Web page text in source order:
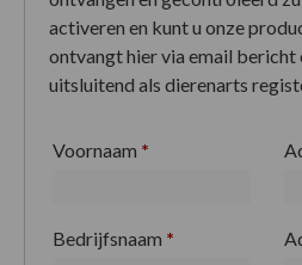
activeren en kunt u onze
ontvangt hier via email bericht
uitsluitend als dierenarts
Voornaam *
Bedrijfsnaam *